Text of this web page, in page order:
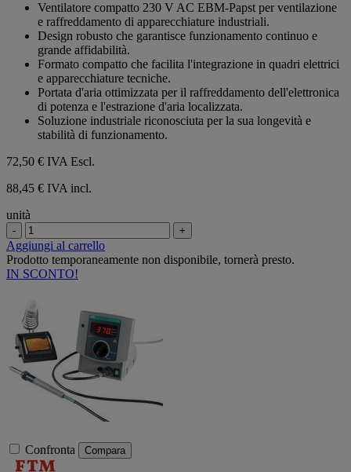
Ventilatore compatto 230 V AC EBM-Papst per ventilazione
e raffreddamento di apparecchiature industriali.
Design robusto che garantisce funzionamento continuo e
grande affidabilità.
Formato compatto che facilita l'integrazione in quadri elettrici
e apparecchiature tecniche.
Portata d'aria ottimizzata per il raffreddamento dell'elettronica
di potenza e l'estrazione d'aria localizzata.
Soluzione industriale riconosciuta per la sua longevità e
stabilità di funzionamento.
72,50 € IVA Escl.
88,45 € IVA incl.
unità
- +
Aggiungi al carrello
Prodotto temporaneamente non disponibile, tornerà presto.
IN SCONTO!
Confronta Compara